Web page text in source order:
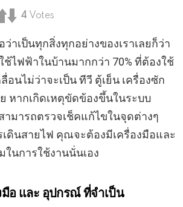
4 Votes
าเป็นทุกสิ่งทุกอย่างของเราเลยก็ว่า
ช้ไฟฟ้าในบ้านมากกว่า 70% ที่ต้องใช้
อนไม่ว่าจะเป็น ทีวี ตู้เย็น เครื่องซัก
หากเกิดเหตุขัดข้องขึ้นในระบบ
มารถตรวจเช็คแก้ไขในจุดต่างๆ
ดินสายไฟ คุณจะต้องมีเครื่องมือและ
นการใช้งานนั่นเอง
มือ และ อุปกรณ์ ที่จำเป็น